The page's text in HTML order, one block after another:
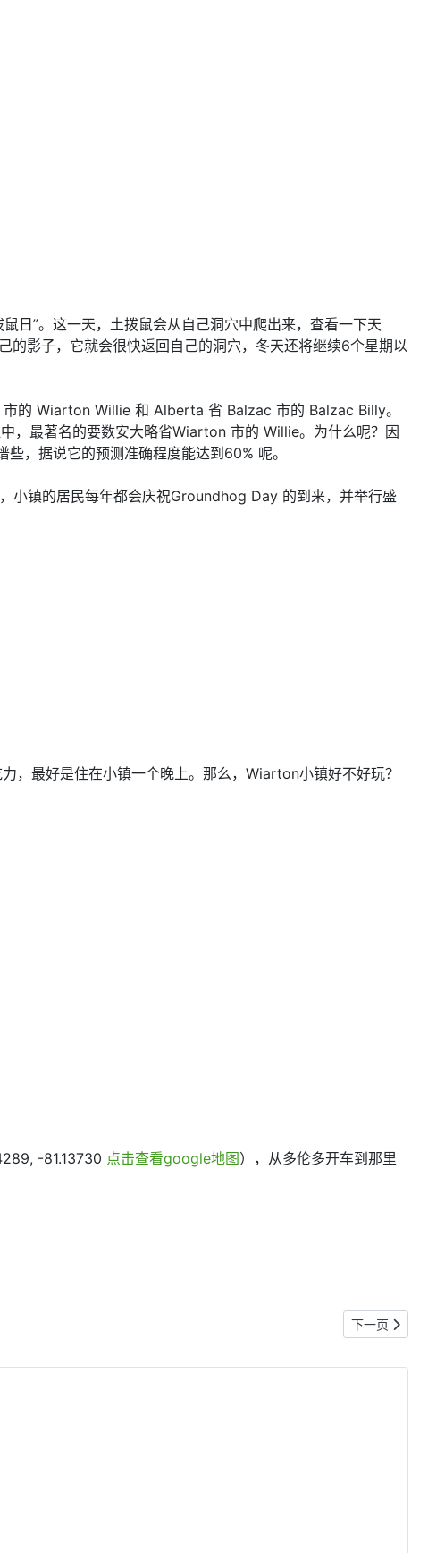
日”。这一天，土拨鼠会从自己洞穴中爬出来，查看一下天
影子，它就会很快返回自己的洞穴，冬天还将继续6个星期以
的 Wiarton Willie 和 Alberta 省 Balzac 市的 Balzac Billy。
，最著名的要数安大略省Wiarton 市的 Willie。为什么呢？因
，据说它的预测准确程度能达到60% 呢。
镇的居民每年都会庆祝Groundhog Day 的到来，并举行盛
，最好是住在小镇一个晚上。那么，Wiarton小镇好不好玩？
-81.13730 点击查看google地图），从多伦多开车到那里
下一篇文章:
下一页